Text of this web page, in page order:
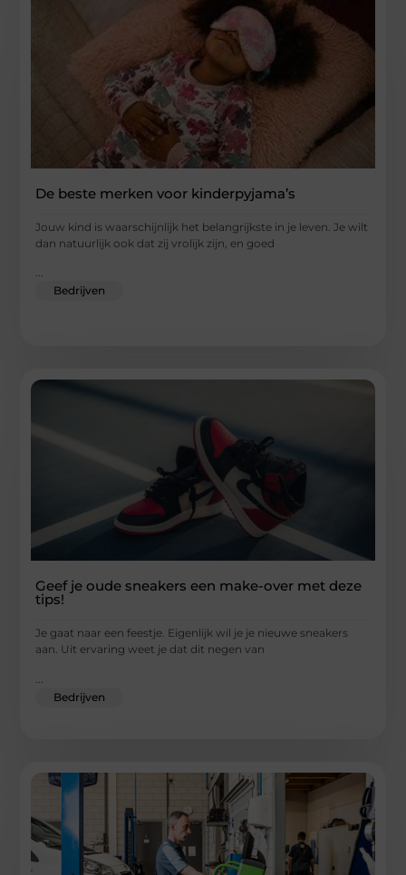
De beste merken voor kinderpyjama’s
Jouw kind is waarschijnlijk het belangrijkste in je leven. Je wilt
dan natuurlijk ook dat zij vrolijk zijn, en goed
...
Bedrijven
Geef je oude sneakers een make-over met deze
tips!
Je gaat naar een feestje. Eigenlijk wil je je nieuwe sneakers
aan. Uit ervaring weet je dat dit negen van
Bedrijven